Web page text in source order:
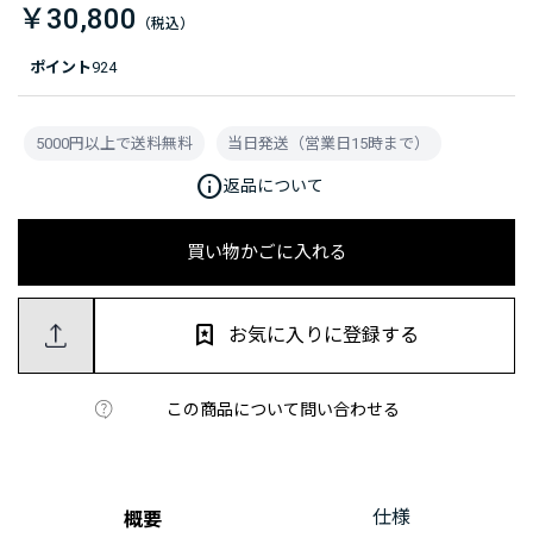
ポイント924
￥30,800
買い物かごに入れる
この商品について問い合わせる
お気に入りに登録する
5000円以上で送料無料 当日発送（営業日15時まで）
info返品について
概要 仕様